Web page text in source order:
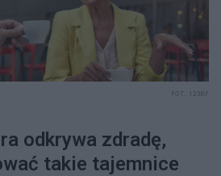
odkrywa zdradę,
takie tajemnice